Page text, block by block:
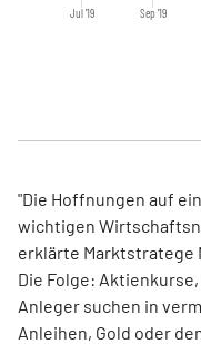
Jul '19 Sep '19
"Die Hoffnungen auf
wichtigen
erklärte Marktstratege
Die Folge:
Anleger suchen in
Anleihen, Gold oder